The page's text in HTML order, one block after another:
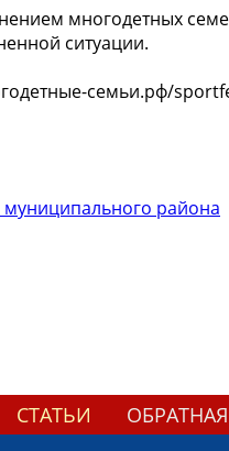
многодетных
ситуации.
семьи.рф/
района
СТАТЬИ